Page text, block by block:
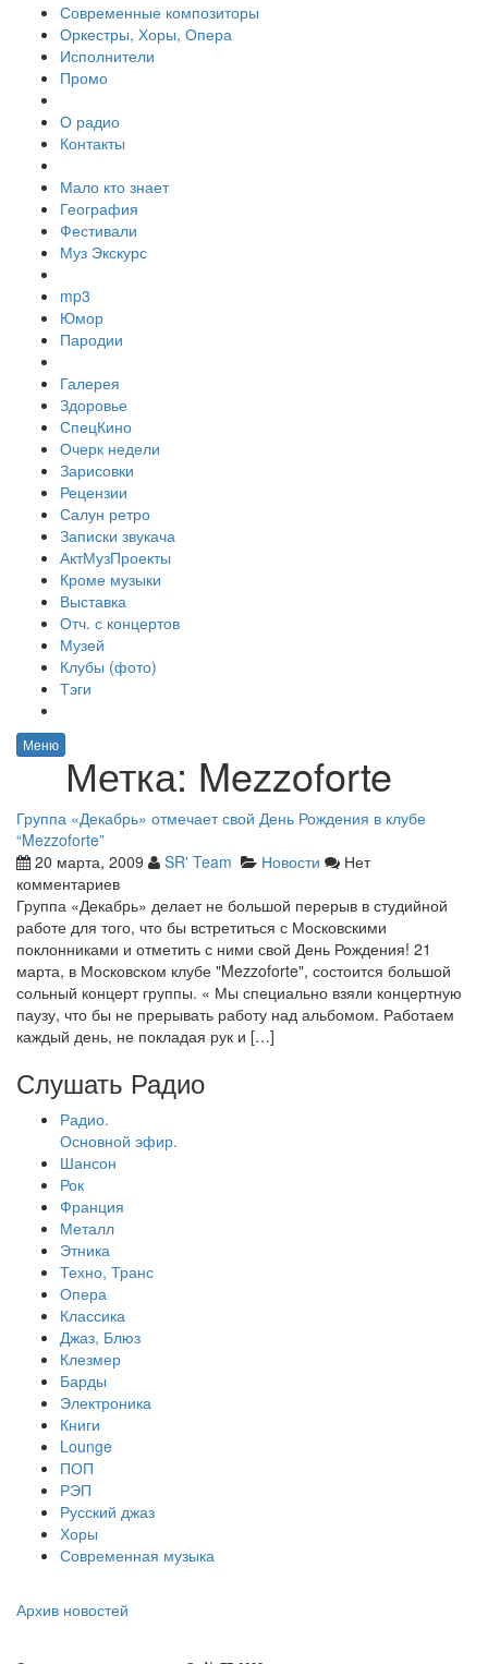
Современные композиторы
Оркестры, Хоры, Опера
Исполнители
Промо
О радио
Контакты
Мало кто знает
География
Фестивали
Муз Экскурс
mp3
Юмор
Пародии
Галерея
Здоровье
СпецКино
Очерк недели
Зарисовки
Рецензии
Салун ретро
Записки звукача
АктМузПроекты
Кроме музыки
Выставка
Отч. с концертов
Музей
Клубы (фото)
Тэги
Меню
Метка: Mezzoforte
Группа «Декабрь» отмечает свой День Рождения в клубе
“Mezzoforte”
20 марта, 2009
SR' Team Новости
Нет
комментариев
Группа «Декабрь» делает не большой перерыв в студийной
работе для того, что бы встретиться с Московскими
поклонниками и отметить с ними свой День Рождения! 21
марта, в Московском клубе "Mezzoforte", состоится большой
сольный концерт группы. « Мы специально взяли концертную
паузу, что бы не прерывать работу над альбомом. Работаем
каждый день, не покладая рук и […]
Слушать Радио
Радио.
Основной эфир.
Шансон
Рок
Франция
Металл
Этника
Техно, Транс
Опера
Классика
Джаз, Блюз
Клезмер
Барды
Электроника
Книги
Lounge
ПОП
РЭП
Русский джаз
Хоры
Современная музыка
Архив новостей